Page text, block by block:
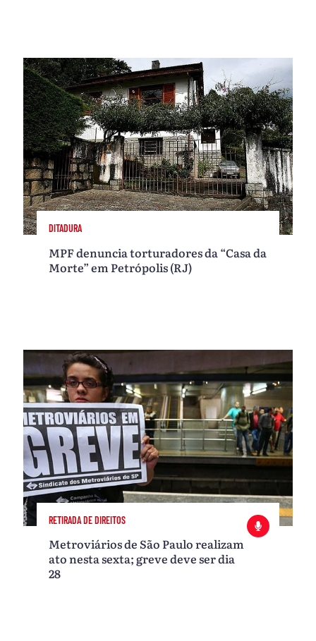
DITADURA
MPF denuncia torturadores da “Casa da
Morte” em Petrópolis (RJ)
RETIRADA DE DIREITOS
Metroviários de São Paulo realizam
ato nesta sexta; greve deve ser dia
28